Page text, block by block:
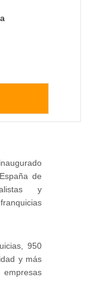
inaugurado
de
y
950
y más